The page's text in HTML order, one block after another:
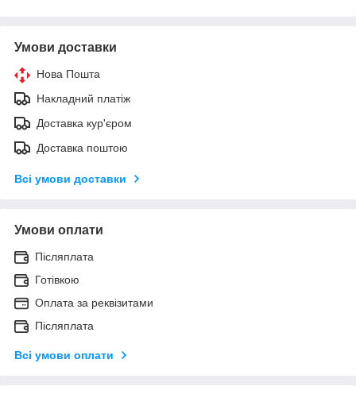
Умови доставки
Нова Пошта
Накладний платіж
Доставка кур'єром
Доставка поштою
Всі умови доставки
Умови оплати
Післяплата
Готівкою
Оплата за реквізитами
Післяплата
Всі умови оплати